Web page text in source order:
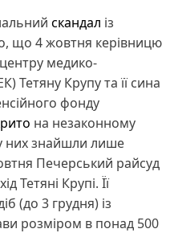
скандал із
що 4 жовтня керівницю
медико-
Тетяну Крупу та її сина
фонду
на незаконному
них знайшли лише
Печерський райсуд
Тетяні Крупі. Її
(до 3 грудня) із
розміром в понад 500